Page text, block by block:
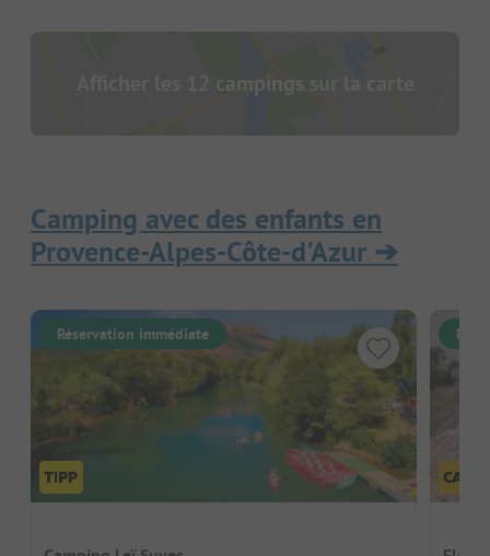
Afficher les 12 campings sur la carte
Camping avec des enfants en
Provence-Alpes-Côte-d'Azur ➔
Réservation immédiate